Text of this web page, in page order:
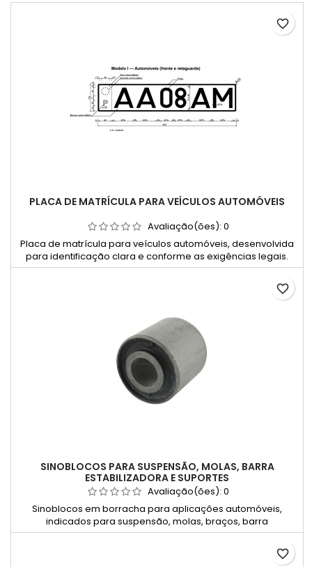
PLACA DE MATRÍCULA PARA VEÍCULOS AUTOMÓVEIS
Avaliação(ões): 0
Placa de matrícula para veículos automóveis, desenvolvida
para identificação clara e conforme as exigências legais.
favorite_border
SINOBLOCOS PARA SUSPENSÃO, MOLAS, BARRA
ESTABILIZADORA E SUPORTES
Avaliação(ões): 0
Sinoblocos em borracha para aplicações automóveis,
indicados para suspensão, molas, braços, barra
estabilizadora, suportes de motor e eixos.
favorite_border
favorite_border